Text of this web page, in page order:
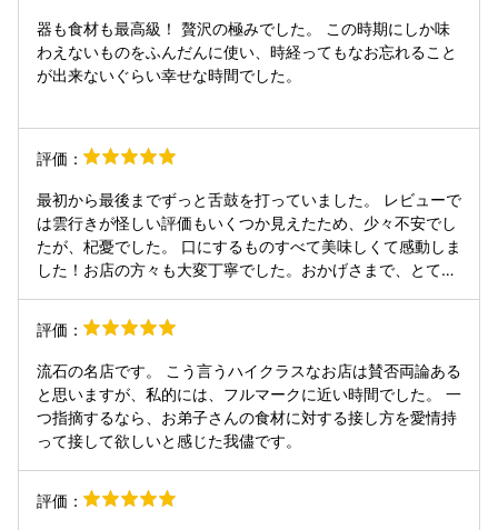
大将とお弟子さんの掛け合いもとても面白く、緊張感のある
日本料理の中に自然な温かさがあるのも魅力でした。お弟子
さんの雰囲気もどこか愛嬌があり、思わずベイマックスを連
想してしまうような親しみやすさがあって、カウンターで過
たいです。
器も食材も最高級！ 贅沢の極みでした。 この時期にしか味
わえないものをふんだんに使い、時経ってもなお忘れること
が出来ないぐらい幸せな時間でした。
評価：
最初から最後までずっと舌鼓を打っていました。 レビューで
は雲行きが怪しい評価もいくつか見えたため、少々不安でし
たが、杞憂でした。 口にするものすべて美味しくて感動しま
した！お店の方々も大変丁寧でした。おかげさまで、とても
きに訪れることができたらと思います。
評価：
流石の名店です。 こう言うハイクラスなお店は賛否両論ある
と思いますが、私的には、フルマークに近い時間でした。 一
つ指摘するなら、お弟子さんの食材に対する接し方を愛情持
って接して欲しいと感じた我儘です。
評価：